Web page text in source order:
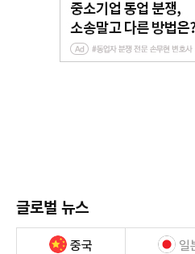
글로벌 뉴스
중국 일